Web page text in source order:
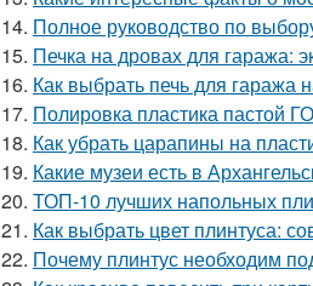
14. Полное руководство по
15. Печка на дровах для гаража:
16. Как выбрать печь для гаража
17. Полировка пластика пастой
18. Как убрать царапины на
19. Какие музеи есть в
20. ТОП-10 лучших напольных
21. Как выбрать цвет плинтуса:
22. Почему плинтус необходим